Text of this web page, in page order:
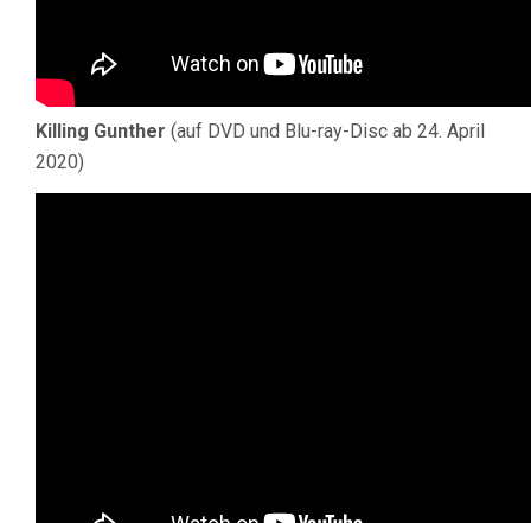
Killing Gunther (auf DVD und Blu-ray-Disc ab 24. April
2020)